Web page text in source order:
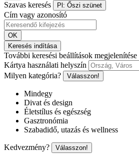
Szavas keresés Pl: Őszi szünet
Cím vagy azonosító
OK
Keresés indítása
További keresési beállítások megjelenítése
Kártya használati helyszín
Milyen kategória?
Válasszon!
Mindegy
Divat és design
Életstílus és egészség
Gasztronómia
Szabadidő, utazás és wellness
Kedvezmény? Válasszon!